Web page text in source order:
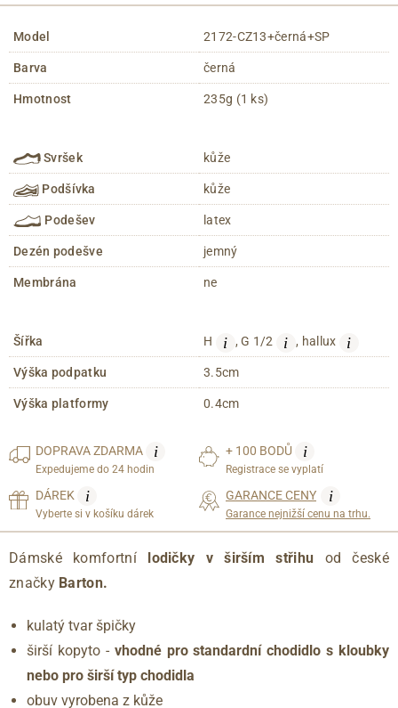
Model 2172-CZ13+černá+SP
Barva černá
Hmotnost 235g (1 ks)
Svršek kůže
Podšívka kůže
Podešev latex
Dezén podešve jemný
Membrána ne
Šířka H i , G 1/2 i , hallux i
Výška podpatku 3.5cm
Výška platformy 0.4cm
DOPRAVAZDARMA i
Expedujeme do 24 hodin
+ 100 BODŮ i
Registrace se vyplatí
DÁREK i
Vyberte si v košíku dárek
GARANCE CENY i
Garance nejnižší cenu na trhu.
Dámské komfortní lodičky v širším střihu od české
značky Barton.
kulatý tvar špičky
širší kopyto - vhodné pro standardní chodidlo s kloubky
nebo pro širší typ chodidla
obuv vyrobena z kůže